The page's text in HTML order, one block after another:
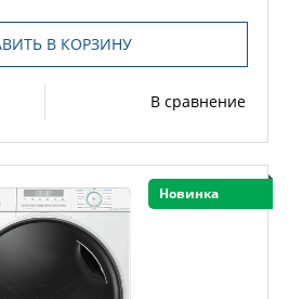
В КОРЗИНУ
В сравнение
Новинка